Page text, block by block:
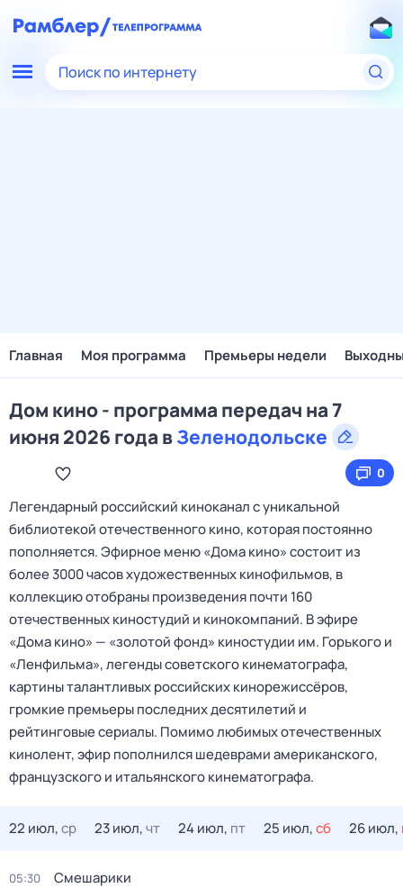
Поиск по интернету
Главная Моя программа Премьеры недели
Дом кино - программа передач на 7
июня 2026 года вЗеленодольске
0
Легендарный российский киноканал с уникальной
библиотекой отечественного кино, которая постоянно
пополняется. Эфирное меню «Дома кино» состоит из
более 3000 часов художественных кинофильмов, в
коллекцию отобраны произведения почти 160
отечественных киностудий и кинокомпаний. В эфире
«Дома кино» — «золотой фонд» киностудии им. Горького и
«Ленфильма», легенды советского кинематографа,
картины талантливых российских кинорежиссёров,
громкие премьеры последних десятилетий и
рейтинговые сериалы. Помимо любимых отечественных
кинолент, эфир пополнился шедеврами американского,
французского и итальянского кинематографа.
22 июл,ср 23 июл,чт 24 июл, пт 25 июл,сб 26 июл,
05:30 Смешарики